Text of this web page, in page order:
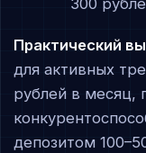
300
Практический
для активных
рублей в месяц,
депозитом